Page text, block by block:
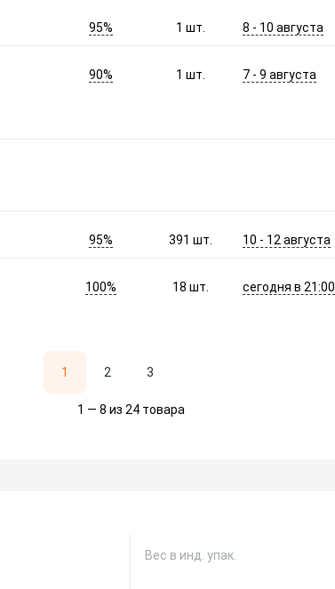
95% 1шт. 8 - 10 августа
90% 1шт. 7 - 9 августа
95% 391шт. 10 - 12 августа
100% 18шт. сегодня в 21:00
1 2 3
1 — 8 из 24 товара
Вес в инд. упак.